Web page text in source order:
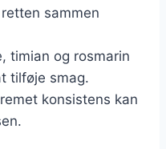
sammen
timian og rosmarin
tilføje smag.
konsistens kan